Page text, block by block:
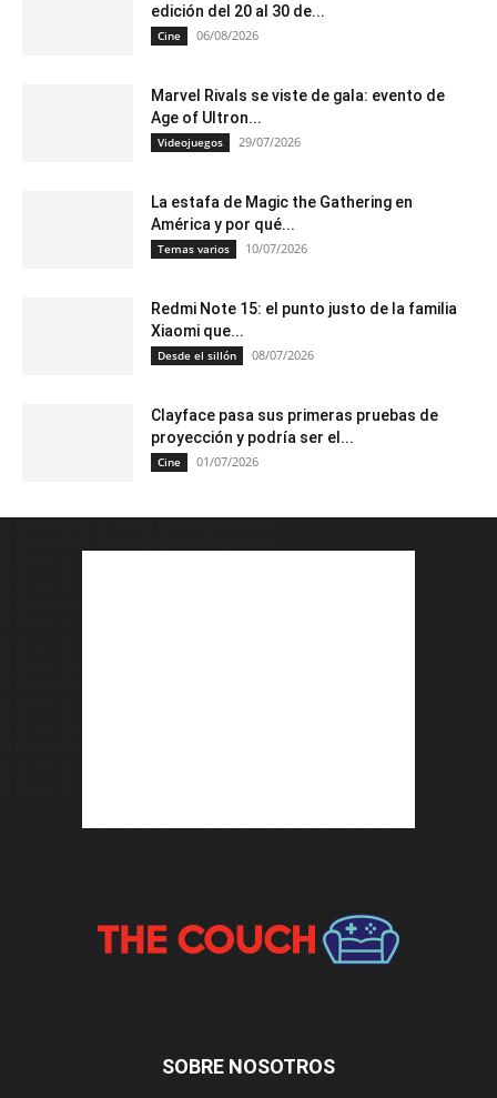
edición del 20 al 30 de...
Cine 06/08/2026
Marvel Rivals se viste de gala: evento de
Age of Ultron...
Videojuegos 29/07/2026
La estafa de Magic the Gathering en
América y por qué...
Temas varios 10/07/2026
Redmi Note 15: el punto justo de la familia
Xiaomi que...
Desde el sillón 08/07/2026
Clayface pasa sus primeras pruebas de
proyección y podría ser el...
Cine 01/07/2026
SOBRE NOSOTROS